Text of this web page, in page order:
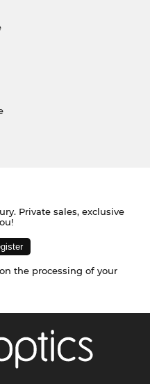
Private sales, exclusive
the processing of your